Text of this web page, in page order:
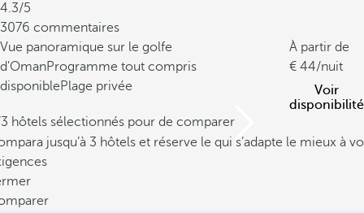
4.3/5
3076 commentaires
Vue panoramique sur le golfe
d'OmanProgramme tout compris
disponiblePlage privée
À partir de
44/nuit
Voir
disponibilité
hôtels sélectionnés pour de comparer
jusqu’à 3 hôtels et réserve le qui s’adapte le mieux à